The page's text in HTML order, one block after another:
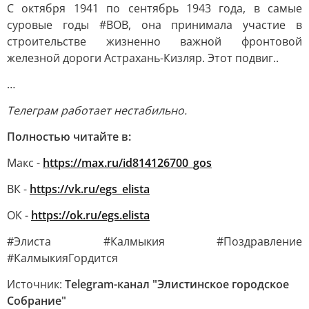
С октября 1941 по сентябрь 1943 года, в самые
суровые годы #ВОВ, она принимала участие в
строительстве жизненно важной фронтовой
железной дороги Астрахань-Кизляр. Этот подвиг..
…
Телеграм работает нестабильно.
Полностью читайте в:
Макс - https://max.ru/id814126700_gos
ВК - https://vk.ru/egs_elista
ОК - https://ok.ru/egs.elista
#Элиста #Калмыкия #Поздравление
#КалмыкияГордится
Источник: Telegram-канал "Элистинское городское
Собрание"